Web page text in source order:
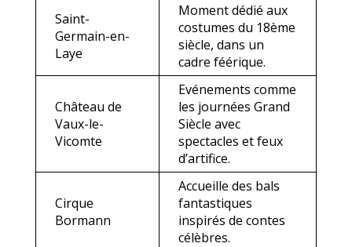
Saint-
Germain-en-
Laye
Moment dédié aux
costumes du 18ème
siècle, dans un
cadre féérique.
Château de
Vaux-le-
Vicomte
Evénements comme
les journées Grand
Siècle avec
spectacles et feux
d’artifice.
Cirque
Bormann
Accueille des bals
fantastiques
inspirés de contes
célèbres.